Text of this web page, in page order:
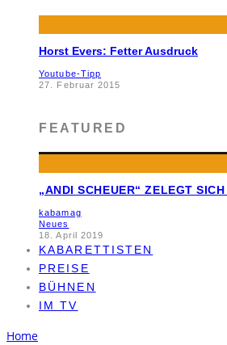
Horst Evers: Fetter Ausdruck
Youtube-Tipp
27. Februar 2015
FEATURED
„ANDI SCHEUER“ ZELEGT
kabamag
Neues
18. April 2019
KABARETTISTEN
PREISE
BÜHNEN
IM TV
Home